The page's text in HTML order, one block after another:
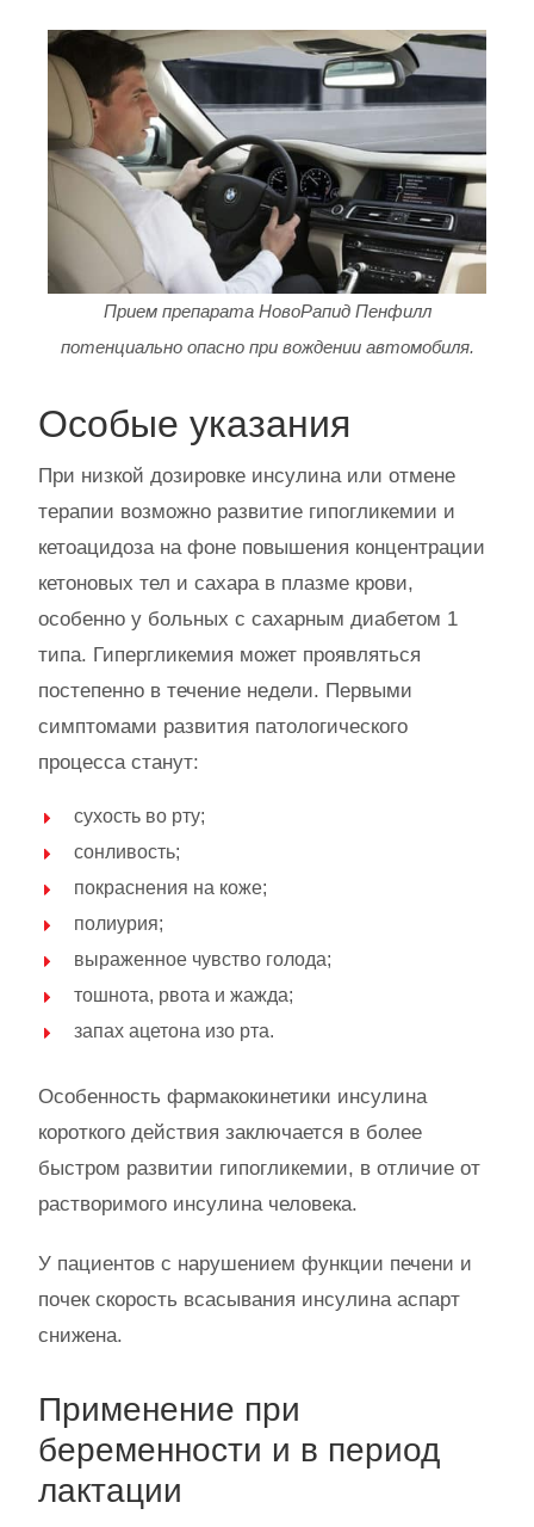
Прием препарата НовоРапид Пенфилл
потенциально опасно при вождении автомобиля.
Особые указания
При низкой дозировке инсулина или отмене
терапии возможно развитие гипогликемии и
кетоацидоза на фоне повышения концентрации
кетоновых тел и сахара в плазме крови,
особенно у больных с сахарным диабетом 1
типа. Гипергликемия может проявляться
постепенно в течение недели. Первыми
симптомами развития патологического
процесса станут:
сухость во рту;
сонливость;
покраснения на коже;
полиурия;
выраженное чувство голода;
тошнота, рвота и жажда;
запах ацетона изо рта.
Особенность фармакокинетики инсулина
короткого действия заключается в более
быстром развитии гипогликемии, в отличие от
растворимого инсулина человека.
У пациентов с нарушением функции печени и
почек скорость всасывания инсулина аспарт
снижена.
Применение при
беременности и в период
лактации